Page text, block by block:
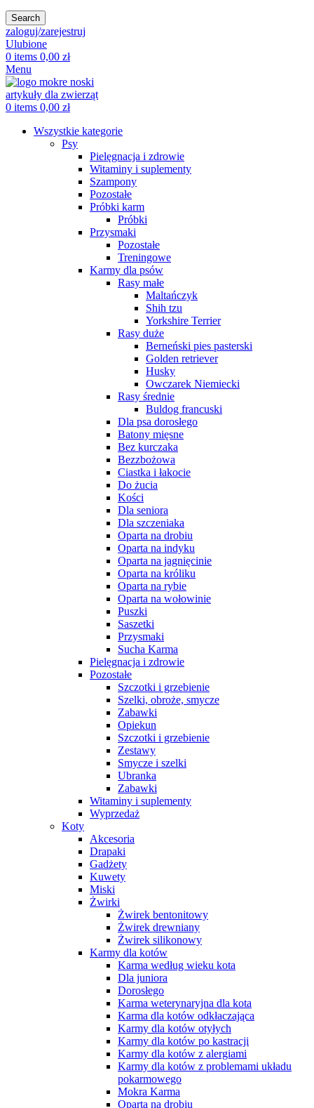
Search
zaloguj/zarejestruj
Ulubione
0 items 0,00 zł
Menu
0 items 0,00 zł
Wszystkie kategorie
Psy
Pielęgnacja i zdrowie
Witaminy i suplementy
Szampony
Pozostałe
Próbki karm
Próbki
Przysmaki
Pozostałe
Treningowe
Karmy dla psów
Rasy małe
Maltańczyk
Shih tzu
Yorkshire Terrier
Rasy duże
Berneński pies pasterski
Golden retriever
Husky
Owczarek Niemiecki
Rasy średnie
Buldog francuski
Dla psa dorosłego
Batony mięsne
Bez kurczaka
Bezzbożowa
Ciastka i łakocie
Do żucia
Kości
Dla seniora
Dla szczeniaka
Oparta na drobiu
Oparta na indyku
Oparta na jagnięcinie
Oparta na króliku
Oparta na rybie
Oparta na wołowinie
Puszki
Saszetki
Przysmaki
Sucha Karma
Pielęgnacja i zdrowie
Pozostałe
Szczotki i grzebienie
Szelki, obroże, smycze
Zabawki
Opiekun
Szczotki i grzebienie
Zestawy
Smycze i szelki
Ubranka
Zabawki
Witaminy i suplementy
Wyprzedaż
Koty
Akcesoria
Drapaki
Gadżety
Kuwety
Miski
Żwirki
Żwirek bentonitowy
Żwirek drewniany
Żwirek silikonowy
Karmy dla kotów
Karma według wieku kota
Dla juniora
Dorosłego
Karma weterynaryjna dla kota
Karma dla kotów odkłaczająca
Karmy dla kotów otyłych
Karmy dla kotów po kastracji
Karmy dla kotów z alergiami
Karmy dla kotów z problemami układu
pokarmowego
Mokra Karma
Oparta na drobiu